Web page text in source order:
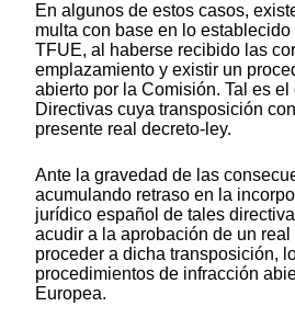
En algunos de estos casos,
multa con base en lo
TFUE, al haberse recibido las
emplazamiento y existir un
abierto por la Comisión. Tal es
Directivas cuya transposición
presente real decreto-ley.
Ante la gravedad de las
acumulando retraso en la
jurídico español de tales
acudir a la aprobación de un
proceder a dicha transposición,
procedimientos de infracción
Europea.